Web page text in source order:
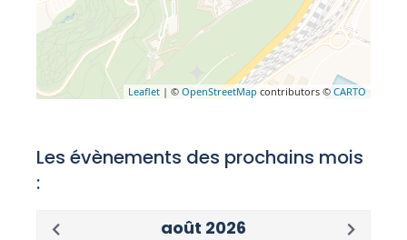
Leaflet | © OpenStreetMap contributors © CARTO
Les évènements des prochains mois
:
août 2026